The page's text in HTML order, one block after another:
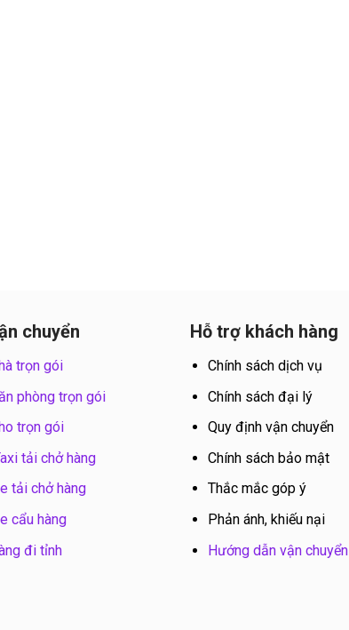
chuyển
trọn gói
phòng trọn gói
trọn gói
tải chở hàng
tải chở hàng
cẩu hàng
đi tỉnh
Hỗ trợ khách hàng
Chính sách dịch vụ
Chính sách đại lý
Quy định vận chuyển
Chính sách bảo mật
Thắc mắc góp ý
Phản ánh, khiếu nại
Hướng dẫn vận chuyển